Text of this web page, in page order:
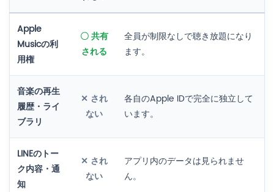
Apple
Musicの利
用権
〇 共有
される
全員が制限なしで聴き放題になり
ます。
音楽の再生
履歴・ライ
ブラリ
✕ され
ない
各自のApple IDで完全に独立して
います。
LINEのトー
ク内容・通
知
✕ され
ない
アプリ内のデータは見られませ
ん。